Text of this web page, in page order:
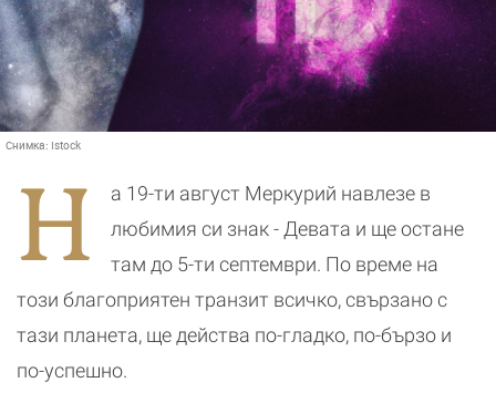
Снимка: Istock
Н
а 19-ти август Меркурий навлезе в
любимия си знак - Девата и ще остане
там до 5-ти септември. По време на
този благоприятен транзит всичко, свързано с
тази планета, ще действа по-гладко, по-бързо и
по-успешно.